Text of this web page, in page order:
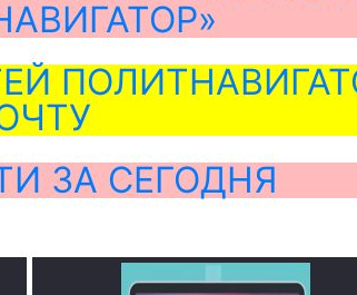
ЗА СЕГОДНЯ